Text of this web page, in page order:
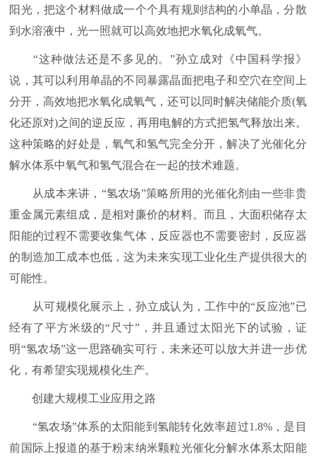
阳光，把这个材料做成一个个具有规则结构的小单晶，分散
到水溶液中，光一照就可以高效地把水氧化成氧气。
“这种做法还是不多见的。”孙立成对《中国科学报》
说，其可以利用单晶的不同暴露晶面把电子和空穴在空间上
分开，高效地把水氧化成氧气，还可以同时解决储能介质(氧
化还原对)之间的逆反应，再用电解的方式把氢气释放出来。
这种策略的好处是，氧气和氢气完全分开，解决了光催化分
解水体系中氧气和氢气混合在一起的技术难题。
从成本来讲，“氢农场”策略所用的光催化剂由一些非贵
重金属元素组成，是相对廉价的材料。而且，大面积储存太
阳能的过程不需要收集气体，反应器也不需要密封，反应器
的制造加工成本也低，这为未来实现工业化生产提供很大的
可能性。
从可规模化展示上，孙立成认为，工作中的“反应池”已
经有了平方米级的“尺寸”，并且通过太阳光下的试验，证
明“氢农场”这一思路确实可行，未来还可以放大并进一步优
化，有希望实现规模化生产。
创建大规模工业应用之路
“氢农场”体系的太阳能到氢能转化效率超过1.8%，是目
前国际上报道的基于粉末纳米颗粒光催化分解水体系太阳能